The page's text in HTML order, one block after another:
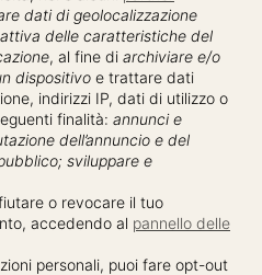
dati di geolocalizzazione
delle caratteristiche del
, al fine di archiviare e/o
dispositivo e trattare dati
indirizzi IP, dati di utilizzo o
finalità: annunci e
dell’annuncio e del
sviluppare e
o revocare il tuo
accedendo al pannello delle
personali, puoi fare opt-out